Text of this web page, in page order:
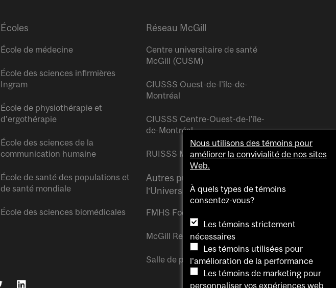
Écoles
École de médecine
École des sciences infirmières
Ingram
École de physiothérapie et
d’ergothérapie
École des sciences de la
communication humaine
École de santé des populations et
de santé mondiale
École des sciences biomédicales
Réseau McGill
Centre universitaire de santé
McGill (CUSM)
CIUSSS Ouest-de-l’île-de-
Montréal
CIUSSS Centre-Ouest-de-l’île-
de-Montréal
RUISSS McGill
Autres publications de
l’Université McGill
FMHS Focus
McGill Reporter
Salle de presse McGill
Nous utilisons des témoins pour
améliorer la convivialité de nos sites
Web.
À quels types de témoins
consentez-vous?
Les témoins strictement
nécessaires
Les témoins utilisées pour
l'amélioration de la performance
Les témoins de marketing pour
personnaliser vos expériences web